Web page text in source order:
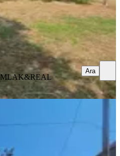
Berat Çiftçi
Ara
Arsa
Mahallesi